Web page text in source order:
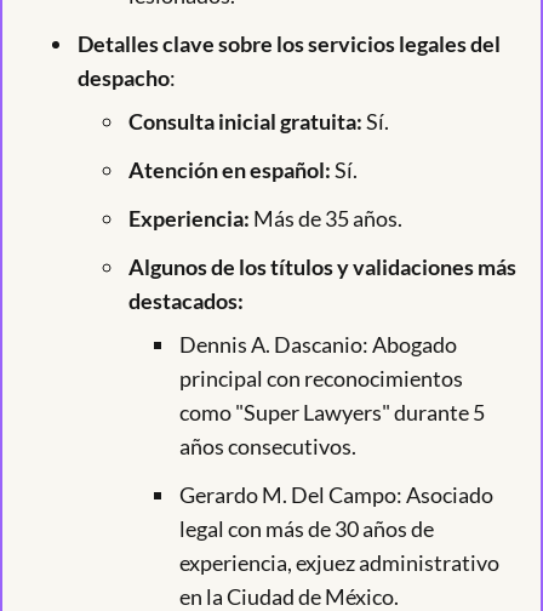
Detalles clave sobre los servicios legales del
despacho:
Consulta inicial gratuita:Sí.
Atención en español:Sí.
Experiencia: Más de 35 años.
Algunos de los títulos y validaciones más
destacados:
Dennis A. Dascanio: Abogado
principal con reconocimientos
como "Super Lawyers" durante 5
años consecutivos.
Gerardo M. Del Campo: Asociado
legal con más de 30 años de
experiencia, exjuez administrativo
en la Ciudad de México.